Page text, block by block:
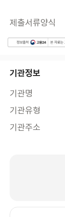
제출서류양식
기관정보
기관명
기관유형
기관주소